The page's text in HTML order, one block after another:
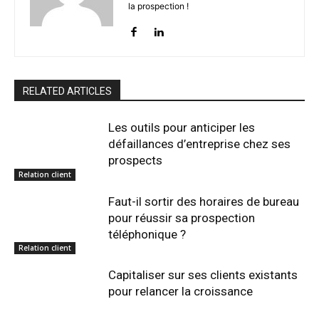
la prospection !
RELATED ARTICLES
Relation client
Les outils pour anticiper les
défaillances d’entreprise chez ses
prospects
Relation client
Faut-il sortir des horaires de bureau
pour réussir sa prospection
téléphonique ?
Capitaliser sur ses clients existants
pour relancer la croissance